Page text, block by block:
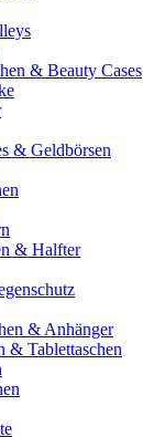
& Beauty Cases
& Geldbörsen
& Halfter
& Anhänger
& Tablettaschen